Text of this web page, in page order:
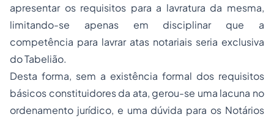
apresentar os requisitos para a lavratura da mesma,
limitando-se apenas em disciplinar que a
competência para lavrar atas notariais seria exclusiva
do Tabelião.
Desta forma, sem a existência formal dos requisitos
básicos constituidores da ata, gerou-se uma lacuna no
ordenamento jurídico, e uma dúvida para os Notários